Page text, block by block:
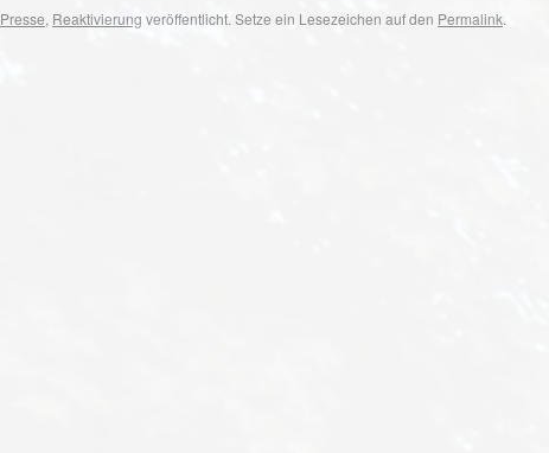
Presse, Reaktivierung veröffentlicht. Setze ein Lesezeichen auf den Permalink.